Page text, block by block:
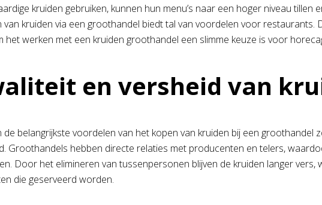
kruiden gebruiken, kunnen hun menu’s naar een hoger niveau
van kruiden via een groothandel biedt tal van voordelen voor
het werken met een kruiden groothandel een slimme keuze is voor
en versheid van
de belangrijkste voordelen van het kopen van kruiden bij een groothandel
Groothandels hebben directe relaties met producenten en telers,
Door het elimineren van tussenpersonen blijven de kruiden langer vers,
die geserveerd worden.